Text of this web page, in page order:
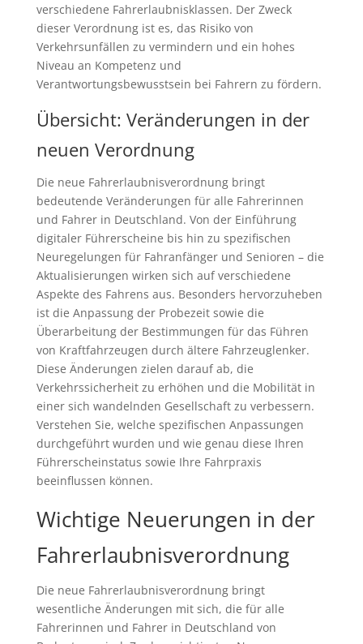
verschiedene Fahrerlaubnisklassen. Der Zweck
dieser Verordnung ist es, das Risiko von
Verkehrsunfällen zu vermindern und ein hohes
Niveau an Kompetenz und
Verantwortungsbewusstsein bei Fahrern zu fördern.
Übersicht: Veränderungen in der
neuen Verordnung
Die neue Fahrerlaubnisverordnung bringt
bedeutende Veränderungen für alle Fahrerinnen
und Fahrer in Deutschland. Von der Einführung
digitaler Führerscheine bis hin zu spezifischen
Neuregelungen für Fahranfänger und Senioren – die
Aktualisierungen wirken sich auf verschiedene
Aspekte des Fahrens aus. Besonders hervorzuheben
ist die Anpassung der Probezeit sowie die
Überarbeitung der Bestimmungen für das Führen
von Kraftfahrzeugen durch ältere Fahrzeuglenker.
Diese Änderungen zielen darauf ab, die
Verkehrssicherheit zu erhöhen und die Mobilität in
einer sich wandelnden Gesellschaft zu verbessern.
Verstehen Sie, welche spezifischen Anpassungen
durchgeführt wurden und wie genau diese Ihren
Führerscheinstatus sowie Ihre Fahrpraxis
beeinflussen können.
Wichtige Neuerungen in der
Fahrerlaubnisverordnung
Die neue Fahrerlaubnisverordnung bringt
wesentliche Änderungen mit sich, die für alle
Fahrerinnen und Fahrer in Deutschland von